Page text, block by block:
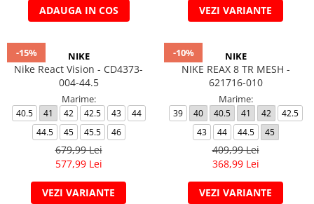
ADAUGA IN COS VEZI VARIANTE
-15% NIKE
Nike React Vision - CD4373-
004-44.5
Marime:
40.5 41 42 42.5 43
44
44.5
45 45.5 46
679,99 Lei
577,99 Lei
VEZI VARIANTE
-10% NIKE
NIKE REAX 8 TR MESH -
621716-010
Marime:
39 40 40.5 41 42
42.5
43
44 44.5 45
409,99 Lei
368,99 Lei
VEZI VARIANTE